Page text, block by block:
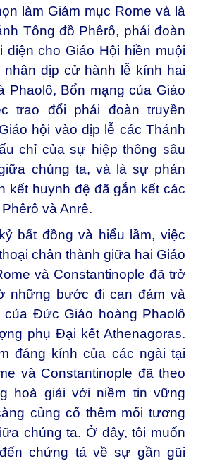
làm Giám mục Rome và là
Tông đồ Phêrô, phái đoàn
diện cho Giáo Hội hiền muội
nhân dịp cử hành lễ kính hai
Phaolô, Bổn mạng của Giáo
trao đổi phái đoàn truyền
hội vào dịp lễ các Thánh
chỉ của sự hiệp thông sâu
chúng ta, và là sự phản
kết huynh đệ đã gắn kết các
và Anrê.
bất đồng và hiểu lầm, việc
chân thành giữa hai Giáo
và Constantinople đã trở
những bước đi can đảm và
Đức Giáo hoàng Phaolô
phụ Đại kết Athenagoras.
đáng kính của các ngài tại
và Constantinople đã theo
hoà giải với niềm tin vững
củng cố thêm mối tương
chúng ta. Ở đây, tôi muốn
chứng tá về sự gần gũi